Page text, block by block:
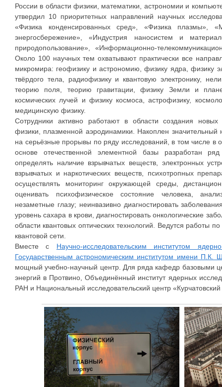
России в области физики, математики, астрономии и
утвердил 10 приоритетных направлений научных
«Физика конденсированных сред», «Физика плазмы»,
энергосбережение», «Индустрия наносистем и
природопользование», «Информационно-
Около 100 научных тем охватывают практически все
микромира: геофизику и астрономию, физику ядра, физику
твёрдого тела, радиофизику и квантовую электронику,
теорию поля, теорию гравитации, физику Земли и
космических лучей и физику космоса, астрофизику,
медицинскую физику.
Сотрудники активно работают в области создания новых
физики, плазменной аэродинамики. Накоплен
на серьёзные прорывы по ряду исследований, в том числе в
основе отечественной элементной базы разработан
определять наличие взрывчатых веществ, электронных
взрывчатых и наркотических веществ, психотропных
осуществлять мониторинг окружающей среды,
оценивать психофизическое состояние человека,
незаметные глазу; неинвазивно диагностировать
уровень сахара в крови, диагностировать онкологические
области квантовых оптических технологий. Ведутся работы
квантовой сети.
Вместе с Научно-исследовательским институтом
Государственным астрономическим институтом имени П.К.
мощный учебно-научный центр. Для ряда кафедр базовыми
энергий в Протвино, Объединённый институт ядерных
РАН и Национальный исследовательский центр «Курчатовский